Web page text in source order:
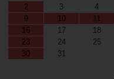
2
3 4
9
10 11
16
17 18
23
24 25
30
31